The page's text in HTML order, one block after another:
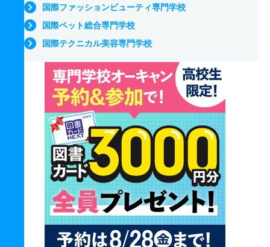
国際ファッションビューティ専門学校
国際ペット総合専門学校
国際テクニカル美容専門学校